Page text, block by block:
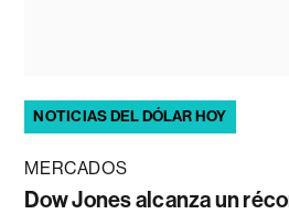
NOTICIAS DEL DÓLAR HOY
MERCADOS
Dow Jones alcanza un